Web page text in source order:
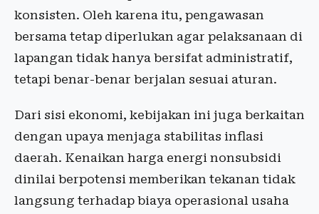
konsisten. Oleh karena itu, pengawasan
bersama tetap diperlukan agar pelaksanaan di
lapangan tidak hanya bersifat administratif,
tetapi benar-benar berjalan sesuai aturan.
Dari sisi ekonomi, kebijakan ini juga berkaitan
dengan upaya menjaga stabilitas inflasi
daerah. Kenaikan harga energi nonsubsidi
dinilai berpotensi memberikan tekanan tidak
langsung terhadap biaya operasional usaha